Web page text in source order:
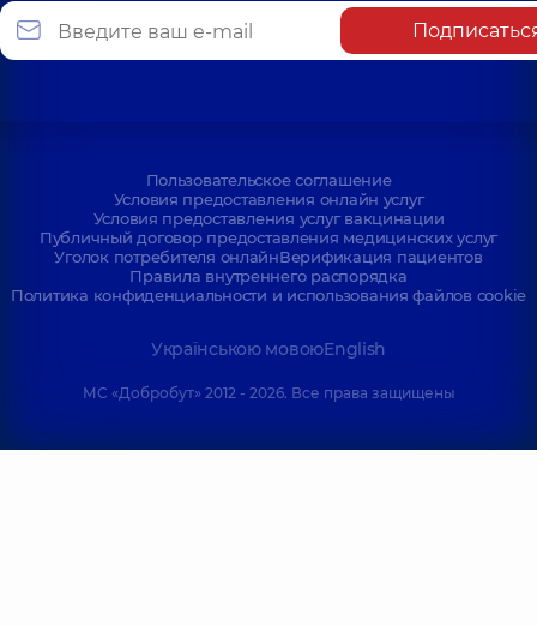
Пользовательское соглашение
Условия предоставления онлайн услуг
Условия предоставления услуг вакцинации
Публичный договор предоставления медицинских услуг
Уголок потребителя онлайнВерификация пациентов
Правила внутреннего распорядка
Политика конфиденциальности и использования файлов cookie
Українською мовоюEnglish
МС «Добробут» 2012 - 2026. Все права защищены